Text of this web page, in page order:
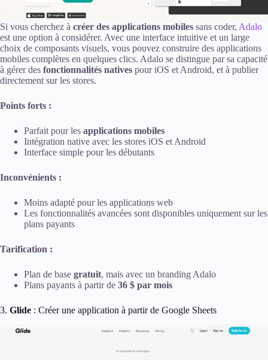
Si vous cherchez à créer des applications mobiles sans coder, Adalo
est une option à considérer. Avec une interface intuitive et un large
choix de composants visuels, vous pouvez construire des applications
mobiles complètes en quelques clics. Adalo se distingue par sa capacité
à gérer des fonctionnalités natives pour iOS et Android, et à publier
directement sur les stores.
Points forts :
Parfait pour les applications mobiles
Intégration native avec les stores iOS et Android
Interface simple pour les débutants
Inconvénients :
Moins adapté pour les applications web
Les fonctionnalités avancées sont disponibles uniquement sur les
plans payants
Tarification :
Plan de base gratuit, mais avec un branding Adalo
Plans payants à partir de 36 $ par mois
3. Glide : Créer une application à partir de Google Sheets